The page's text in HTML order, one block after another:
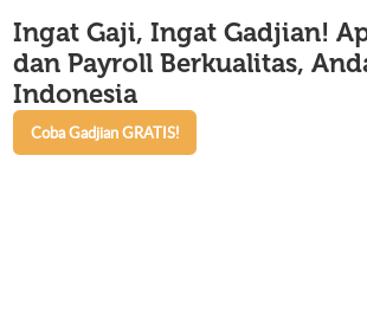
Ingat Gaji, Ingat Gadjian!
dan Payroll Berkualitas,
Indonesia
Coba Gadjian GRATIS!